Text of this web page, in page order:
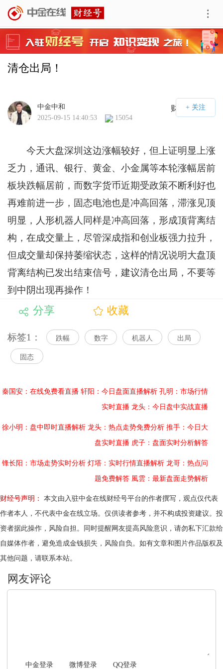
清仓出局！
财经号APP
中金中和
2025-09-15 14:40:53
15054
今天大盘深圳这边涨幅较好，但上证明显上涨
乏力，通讯、银行、黄金、小金属等本轮涨幅居前
板块跌幅居前，而数字货币近期受政策不断利好也
再难前进一步，固态电池也是冲高回落，滞涨见顶
明显，人形机器人同样是冲高回落，形成顶背离结
构，在成交量上，尽管深成指和创业板强力拉升，
但成交量却保持萎缩状态，这样的情况说明大盘顶
背离结构已发出结束信号，建议清仓出局，不要等
到中阴出现再操作！
分享 收藏
标签1： 跌幅 数字 机器人 出局
固态
秦国安：在线免费看直播 轩阳：今日盘面直播解析 孔明：市场行情
实时直播 龙头：今日盘中实战直播
徐小明：盘中即时直播解析 龙头：热点走势免费分析 推手：今日大
盘实时直播 虎子：盘面实时分析解答
锋长阳：市场走势实时分析 灯塔：实时行情直播解析 龙哥：热点问
题免费解答 風雲：最新盘面走势解析
财经号声明：
本文由入驻中金在线财经号平台的作者撰写，观点仅代表
作者本人，不代表中金在线立场。仅供读者参考，并不构成投资建议。投
资者据此操作，风险自担。同时提醒网友提高风险意识，请勿私下汇款给
自媒体作者，避免造成金钱损失，风险自负。如有文章和图片作品版权及
其他问题，请联系本站。
中金登录 微博登录 QQ登录